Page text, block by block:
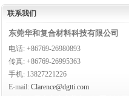
联系我们
东莞华和复合材料科技有限公司
电话: +86769-26980893
传真: +86769-26995363
手机: 13827221226
E-mail: Clarence@dgtti.com